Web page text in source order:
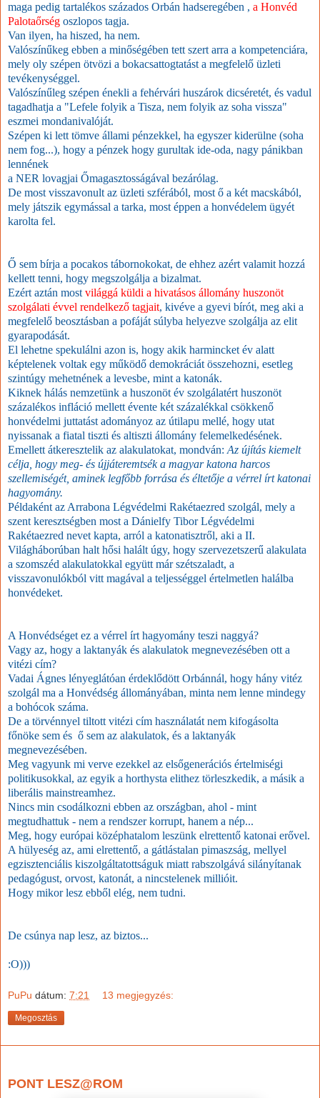
maga pedig tartalékos százados Orbán hadseregében , a Honvéd
Palotaőrség oszlopos tagja.
Van ilyen, ha hiszed, ha nem.
Valószínűkeg ebben a minőségében tett szert arra a kompetenciára,
mely oly szépen ötvözi a bokacsattogtatást a megfelelő üzleti
tevékenységgel.
Valószínűleg szépen énekli a fehérvári huszárok dicséretét, és vadul
tagadhatja a "Lefele folyik a Tisza, nem folyik az soha vissza"
eszmei mondanivalóját.
Szépen ki lett tömve állami pénzekkel, ha egyszer kiderülne (soha
nem fog...), hogy a pénzek hogy gurultak ide-oda, nagy pánikban
lennének
a NER lovagjai Őmagasztosságával bezárólag.
De most visszavonult az üzleti szférából, most ő a két macskából,
mely játszik egymással a tarka, most éppen a honvédelem ügyét
karolta fel.
Ő sem bírja a pocakos tábornokokat, de ehhez azért valamit hozzá
kellett tenni, hogy megszolgálja a bizalmat.
Ezért aztán most világgá küldi a hivatásos állomány huszonöt
szolgálati évvel rendelkező tagjait, kivéve a gyevi bírót, meg aki a
megfelelő beosztásban a pofáját súlyba helyezve szolgálja az elit
gyarapodását.
El lehetne spekulálni azon is, hogy akik harmincket év alatt
képtelenek voltak egy működő demokráciát összehozni, esetleg
szintúgy mehetnének a levesbe, mint a katonák.
Kiknek hálás nemzetünk a huszonöt év szolgálatért huszonöt
százalékos infláció mellett évente két százalékkal csökkenő
honvédelmi juttatást adományoz az útilapu mellé, hogy utat
nyissanak a fiatal tiszti és altiszti állomány felemelkedésének.
Emellett átkeresztelik az alakulatokat, mondván: Az újítás kiemelt
célja, hogy meg- és újjáteremtsék a magyar katona harcos
szellemiségét, aminek legfőbb forrása és éltetője a vérrel írt katonai
hagyomány.
Példaként az Arrabona Légvédelmi Rakétaezred szolgál, mely a
szent keresztségben most a Dánielfy Tibor Légvédelmi
Rakétaezred nevet kapta, arról a katonatisztről, aki a II.
Világháborúban halt hősi halált úgy, hogy szervezetszerű alakulata
a szomszéd alakulatokkal együtt már szétszaladt, a
visszavonulókból vitt magával a teljességgel értelmetlen halálba
honvédeket.
A Honvédséget ez a vérrel írt hagyomány teszi naggyá?
Vagy az, hogy a laktanyák és alakulatok megnevezésében ott a
vitézi cím?
Vadai Ágnes lényeglátóan érdeklődött Orbánnál, hogy hány vitéz
szolgál ma a Honvédség állományában, minta nem lenne mindegy
a bohócok száma.
De a törvénnyel tiltott vitézi cím használatát nem kifogásolta
főnöke sem és ő sem az alakulatok, és a laktanyák
megnevezésében.
Meg vagyunk mi verve ezekkel az elsőgenerációs értelmiségi
politikusokkal, az egyik a horthysta elithez törleszkedik, a másik a
liberális mainstreamhez.
Nincs min csodálkozni ebben az országban, ahol - mint
megtudhattuk - nem a rendszer korrupt, hanem a nép...
Meg, hogy európai középhatalom leszünk elrettentő katonai erővel.
A hülyeség az, ami elrettentő, a gátlástalan pimaszság, mellyel
egzisztenciális kiszolgáltatottságuk miatt rabszolgává silányítanak
pedagógust, orvost, katonát, a nincstelenek millióit.
Hogy mikor lesz ebből elég, nem tudni.
De csúnya nap lesz, az biztos...
:O)))
PuPu dátum: 7:21 13 megjegyzés:
Megosztás
PONT LESZ@ROM